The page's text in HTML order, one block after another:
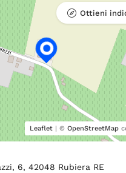
Leaflet | © OpenStreetMap
Ottieni
6, 42048 Rubiera RE